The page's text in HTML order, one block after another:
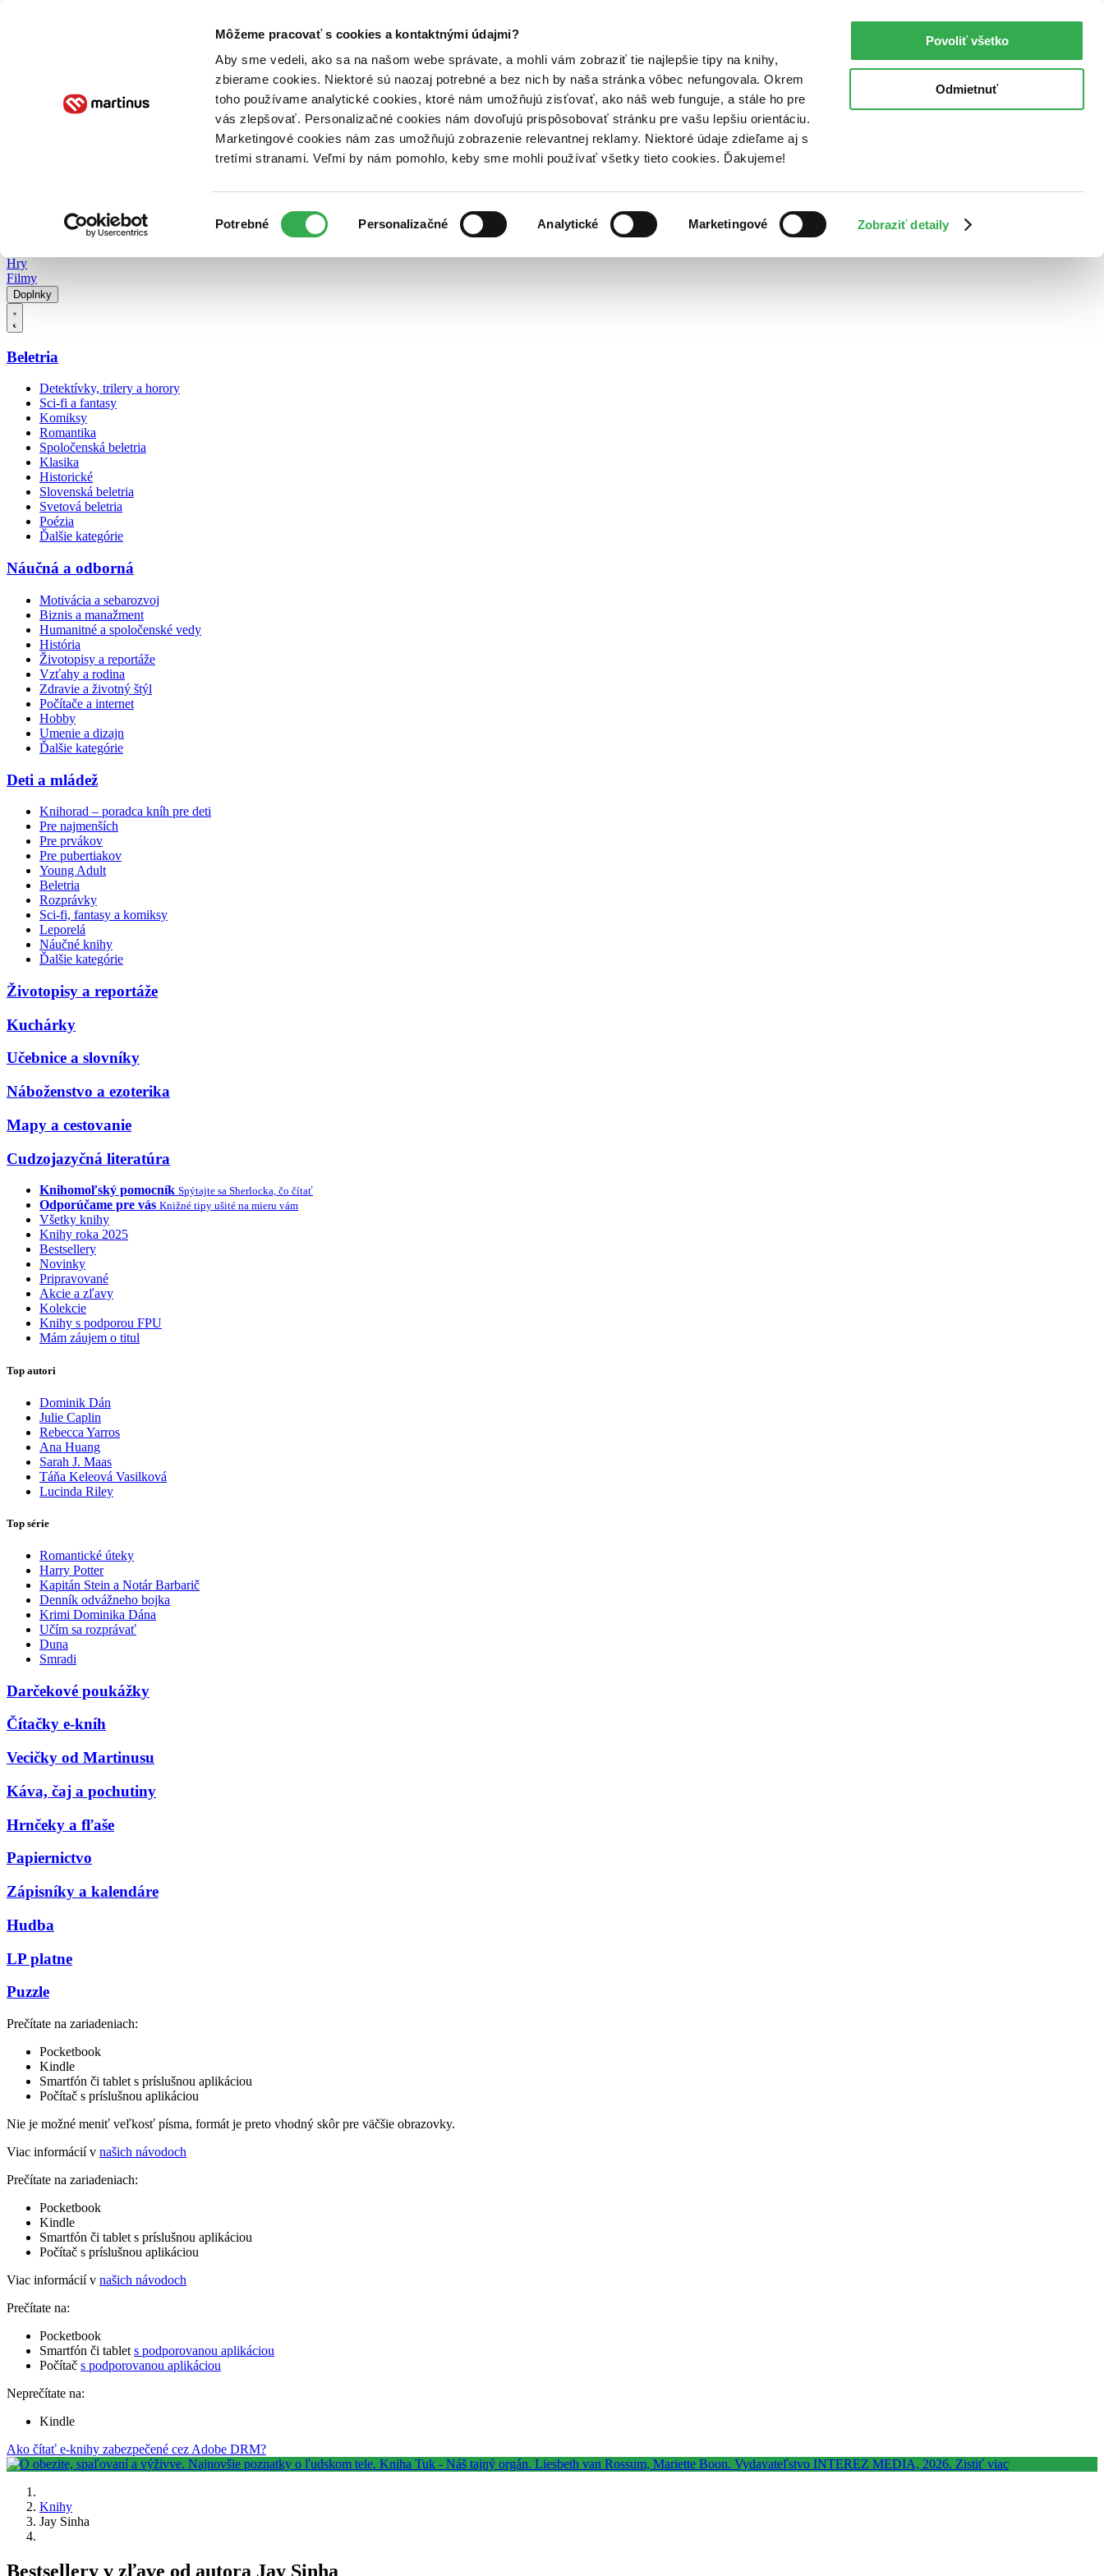
Môžeme pracovať s cookies a kontaktnými údajmi?
Aby sme vedeli, ako sa na našom webe správate, a mohli vám zobraziť tie najlepšie tipy na knihy,
zbierame cookies. Niektoré sú naozaj potrebné a bez nich by naša stránka vôbec nefungovala. Okrem
toho používame analytické cookies, ktoré nám umožňujú zisťovať, ako náš web funguje, a stále ho pre
vás zlepšovať. Personalizačné cookies nám dovoľujú prispôsobovať stránku pre vašu lepšiu orientáciu.
Marketingové cookies nám zas umožňujú zobrazenie relevantnej reklamy. Niektoré údaje zdieľame aj s
tretími stranami. Veľmi by nám pomohlo, keby sme mohli používať všetky tieto cookies. Ďakujeme!
súhlasu
Potrebné Personalizačné Analytické Marketingové Zobraziť detaily
Povoliť všetko
Odmietnuť
Poukážky Kontakt
Hry
Filmy
Doplnky
Beletria
Detektívky, trilery a horory
Sci-fi a fantasy
Komiksy
Romantika
Spoločenská beletria
Klasika
Historické
Slovenská beletria
Svetová beletria
Poézia
Ďalšie kategórie
Náučná a odborná
Motivácia a sebarozvoj
Biznis a manažment
Humanitné a spoločenské vedy
História
Životopisy a reportáže
Vzťahy a rodina
Zdravie a životný štýl
Počítače a internet
Hobby
Umenie a dizajn
Ďalšie kategórie
Deti a mládež
Knihorad – poradca kníh pre deti
Pre najmenších
Pre prvákov
Pre pubertiakov
Young Adult
Beletria
Rozprávky
Sci-fi, fantasy a komiksy
Leporelá
Náučné knihy
Ďalšie kategórie
Životopisy a reportáže
Kuchárky
Učebnice a slovníky
Náboženstvo a ezoterika
Mapy a cestovanie
Cudzojazyčná literatúra
Knihomoľský pomocník Spýtajte sa Sherlocka, čo čítať
Odporúčame pre vás Knižné tipy ušité na mieru vám
Všetky knihy
Knihy roka 2025
Bestsellery
Novinky
Pripravované
Akcie a zľavy
Kolekcie
Knihy s podporou FPU
Mám záujem o titul
Top autori
Dominik Dán
Julie Caplin
Rebecca Yarros
Ana Huang
Sarah J. Maas
Táňa Keleová Vasilková
Lucinda Riley
Top série
Romantické úteky
Harry Potter
Kapitán Stein a Notár Barbarič
Denník odvážneho bojka
Krimi Dominika Dána
Učím sa rozprávať
Duna
Smradi
Darčekové poukážky
Čítačky e-kníh
Vecičky od Martinusu
Káva, čaj a pochutiny
Hrnčeky a fľaše
Papiernictvo
Zápisníky a kalendáre
Hudba
LP platne
Puzzle
Prečítate na zariadeniach:
Pocketbook
Kindle
Smartfón či tablet s príslušnou aplikáciou
Počítač s príslušnou aplikáciou
Nie je možné meniť veľkosť písma, formát je preto vhodný skôr pre väčšie obrazovky.
Viac informácií v našich návodoch
Prečítate na zariadeniach:
Pocketbook
Kindle
Smartfón či tablet s príslušnou aplikáciou
Počítač s príslušnou aplikáciou
Viac informácií v našich návodoch
Prečítate na:
Pocketbook
Smartfón či tablet s podporovanou aplikáciou
Počítač s podporovanou aplikáciou
Neprečítate na:
Kindle
Ako čítať e-knihy zabezpečené cez Adobe DRM?
Knihy
Jay Sinha
Bestsellery v zľave od autora Jay Sinha